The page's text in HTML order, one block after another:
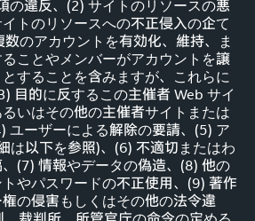
の違反、(2) サイトのリソースの悪
トのリソースへの不正侵入の企て
のアカウントを有効化、維持、ま
ことやメンバーがアカウントを譲
することを含みますが、これらに
目的に反するこの主催者 Web サイ
いはその他の主催者サイトまたは
ユーザーによる解除の要請、(5) ア
は以下を参照)、(6) 不適切またはわ
(7) 情報やデータの偽造、(8) 他の
やパスワードの不正使用、(9) 著作
の侵害もしくはその他の法令違